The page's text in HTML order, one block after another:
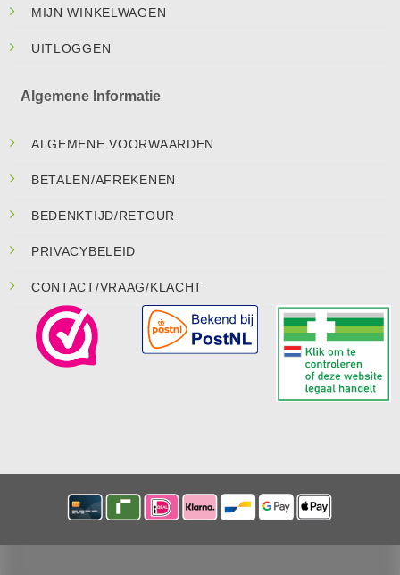
MIJN WINKELWAGEN
UITLOGGEN
Algemene Informatie
ALGEMENE VOORWAARDEN
BETALEN/AFREKENEN
BEDENKTIJD/RETOUR
PRIVACYBELEID
CONTACT/VRAAG/KLACHT